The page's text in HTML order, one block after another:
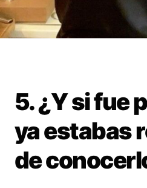
5. ¿Y si fue
ya estabas
de